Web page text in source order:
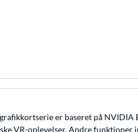
er baseret på
VR-oplevelser. Andre funktioner